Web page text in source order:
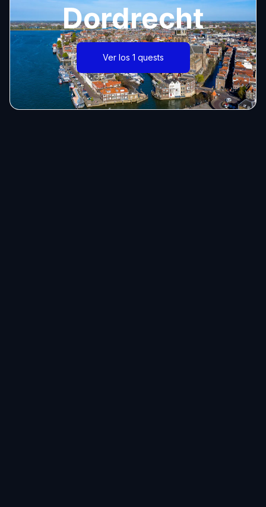
Dordrecht
Ver los 1 quests